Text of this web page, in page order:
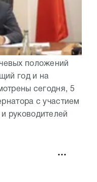
положений
год и на
сегодня, 5
с участием
руководителей